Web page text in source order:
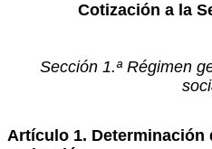
Cotización a la
Sección 1.ª Régimen
Artículo 1. Determinación